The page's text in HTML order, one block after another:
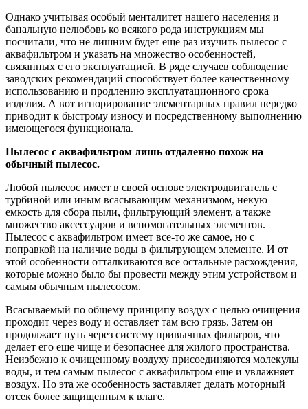
Однако учитывая особый менталитет нашего населения и
банальную нелюбовь ко всякого рода инструкциям мы
посчитали, что не лишним будет еще раз изучить пылесос с
аквафильтром и указать на множество особенностей,
связанных с его эксплуатацией. В ряде случаев соблюдение
заводских рекомендаций способствует более качественному
использованию и продлению эксплуатационного срока
изделия. А вот игнорирование элементарных правил нередко
приводит к быстрому износу и посредственному выполнению
имеющегося функционала.
Пылесос с аквафильтром лишь отдаленно похож на
обычный пылесос.
Любой пылесос имеет в своей основе электродвигатель с
турбиной или иным всасывающим механизмом, некую
емкость для сбора пыли, фильтрующий элемент, а также
множество аксессуаров и вспомогательных элементов.
Пылесос с аквафильтром имеет все-то же самое, но с
поправкой на наличие воды в фильтрующем элементе. И от
этой особенности отталкиваются все остальные расхождения,
которые можно было бы провести между этим устройством и
самым обычным пылесосом.
Всасываемый по общему принципу воздух с целью очищения
проходит через воду и оставляет там всю грязь. Затем он
продолжает путь через систему привычных фильтров, что
делает его еще чище и безопаснее для жилого пространства.
Неизбежно к очищенному воздуху присоединяются молекулы
воды, и тем самым пылесос с аквафильтром еще и увлажняет
воздух. Но эта же особенность заставляет делать моторный
отсек более защищенным к влаге.